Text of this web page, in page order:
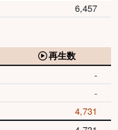
6,457
再生数
-
-
4,731